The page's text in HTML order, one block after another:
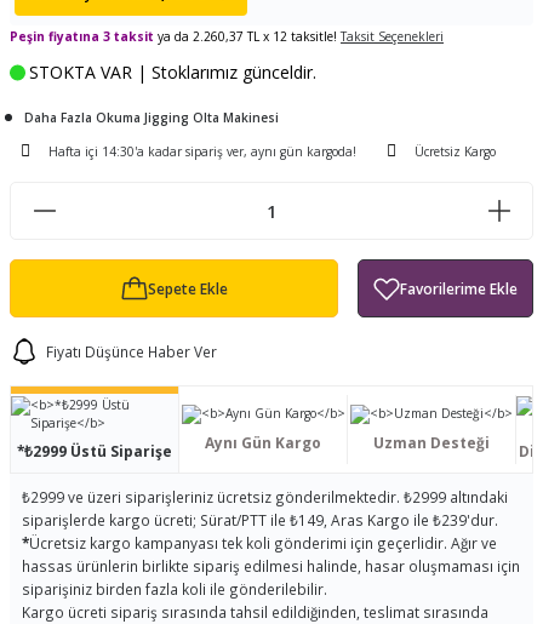
Baitcasting Olta Makinesi
Çıkrık Tekne Kamışı
Balıkçı Çantası
Kepçe Livar Pinter
Balık Kovası
Testere
/ Yedek Parça
Peşin fiyatına 3 taksit ya da 2.260,37 TL x 12 taksitle! Taksit Seçenekleri
STOKTA VAR | Stoklarımız günceldir.
Daha Fazla Okuma Jigging Olta Makinesi
Hafta içi 14:30'a kadar sipariş ver, aynı gün kargoda!
Ücretsiz Kargo
Sepete Ekle
Fiyatı Düşünce Haber Ver
*₺2999 Üstü Siparişe Aynı Gün Kargo Uzman Desteği
₺2999 ve üzeri siparişleriniz ücretsiz gönderilmektedir. ₺2999 altındaki
siparişlerde kargo ücreti; Sürat/PTT ile ₺149, Aras Kargo ile ₺239'dur.
*Ücretsiz kargo kampanyası tek koli gönderimi için geçerlidir. Ağır ve
hassas ürünlerin birlikte sipariş edilmesi halinde, hasar oluşmaması için
siparişiniz birden fazla koli ile gönderilebilir.
Kargo ücreti sipariş sırasında tahsil edildiğinden, teslimat sırasında